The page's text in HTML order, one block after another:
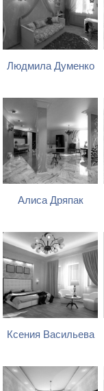
Людмила Думенко
Алиса Дряпак
Ксения Васильева